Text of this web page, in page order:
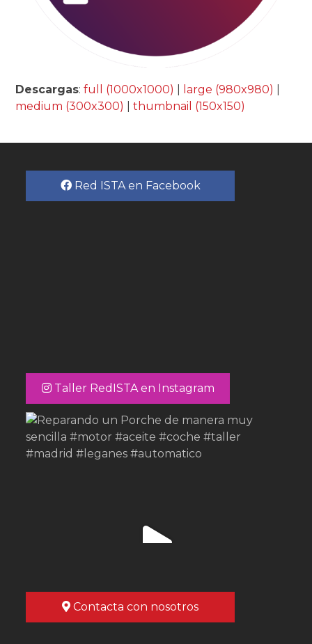
Descargas:full (1000x1000) large (980x980)
medium (300x300)
|thumbnail (150x150)
Red ISTA en Facebook
Taller RedISTA en Instagram
Contacta con nosotros